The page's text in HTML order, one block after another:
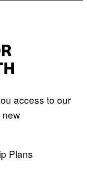
access to our
new
Plans